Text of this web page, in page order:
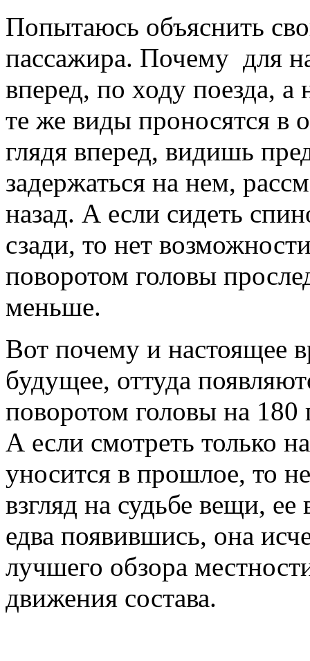
Попытаюсь объяснить
пассажира. Почему для
вперед, по ходу поезда, а
те же виды проносятся в
глядя вперед, видишь
задержаться на нем,
назад. А если сидеть
сзади, то нет
поворотом головы
меньше.
Вот почему и настоящее
будущее, оттуда
поворотом головы на 180
А если смотреть только
уносится в прошлое, то
взгляд на судьбе вещи,
едва появившись, она
лучшего обзора
движения состава.